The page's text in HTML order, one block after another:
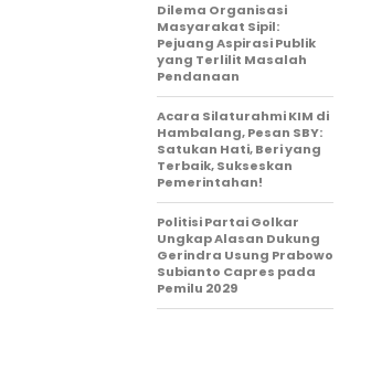
Dilema Organisasi
Masyarakat Sipil:
Pejuang Aspirasi Publik
yang Terlilit Masalah
Pendanaan
Acara Silaturahmi KIM di
Hambalang, Pesan SBY:
Satukan Hati, Beri yang
Terbaik, Sukseskan
Pemerintahan!
Politisi Partai Golkar
Ungkap Alasan Dukung
Gerindra Usung Prabowo
Subianto Capres pada
Pemilu 2029